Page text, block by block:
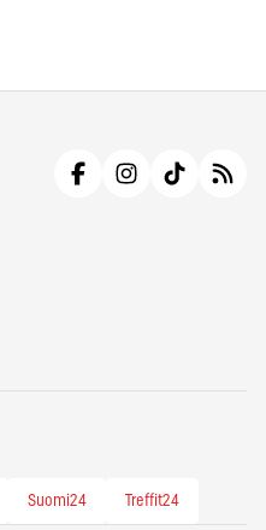
Suomi24 Treffit24